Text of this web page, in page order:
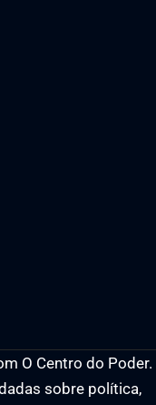
O Centro do Poder.
sobre política,